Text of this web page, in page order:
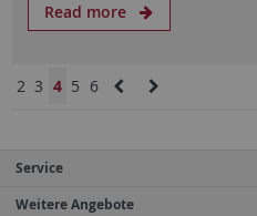
Read more
2 3 4 5 6
Service
Weitere Angebote